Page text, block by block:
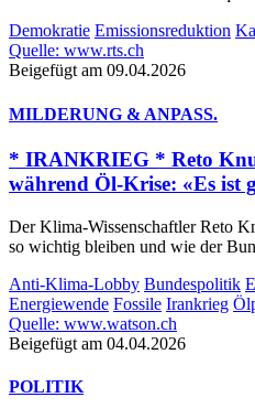
Demokratie Emissionsreduktion
Quelle: www.rts.ch
Beigefügt am 09.04.2026
MILDERUNG & ANPASS.
* IRANKRIEG * Reto
während Öl-Krise: «Es ist
Der Klima-Wissenschaftler Reto
so wichtig bleiben und wie der
Anti-Klima-Lobby Bundespolitik
Energiewende Fossile Irankrieg
Quelle: www.watson.ch
Beigefügt am 04.04.2026
POLITIK